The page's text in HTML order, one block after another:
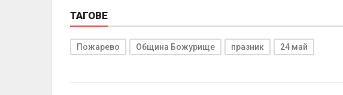
ТАГОВЕ
Пожарево Община Божурище празник 24 май